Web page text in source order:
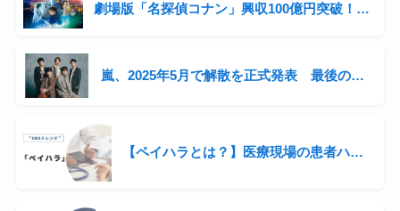
劇場版「名探偵コナン」興収100億円突破！シリーズ3年連続の快挙と青山剛昌の収入事情に迫る
嵐、2025年5月で解散を正式発表 最後の全国ツアー開催へ「感謝を直接伝えたい」
【ペイハラとは？】医療現場の患者ハラスメントが話題に